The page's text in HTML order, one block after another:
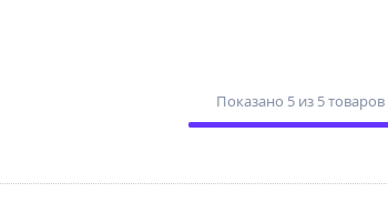
Показано 5 из 5 товаров